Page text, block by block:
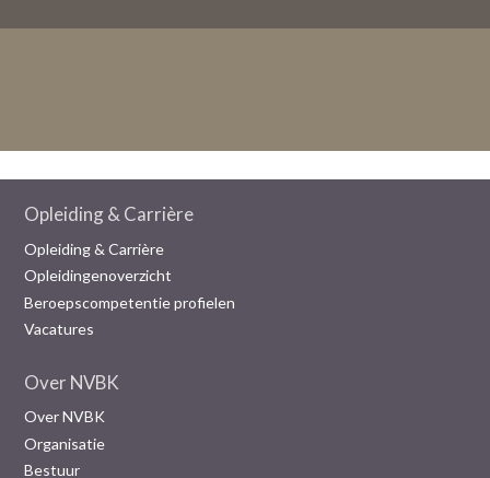
Opleiding & Carrière
Opleiding & Carrière
Opleidingenoverzicht
Beroepscompetentie profielen
Vacatures
Over NVBK
Over NVBK
Organisatie
Bestuur